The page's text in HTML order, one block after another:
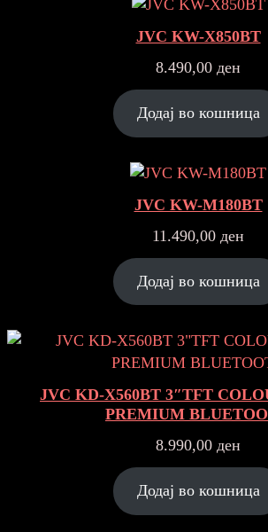
JVC KW-X850BT
8.490,00 ден
Додај во кошница
JVC KW-M180BT
11.490,00 ден
Додај во кошница
JVC KD-X560BT 3″TFT
PREMIUM
8.990,00 ден
Додај во кошница